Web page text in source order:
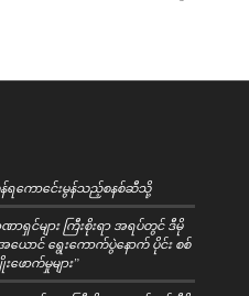
ကောင်ေးမွန်သည့်စနစ်ဆီသို့
ရှင်များ ကြီးစိုးရာ အရပ်တွင် ဒီမို
ောင် ရွေးကောက်ပွဲနောက် ပိုင်း စစ်
ောက်မှုများ”